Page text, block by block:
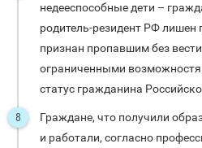
недееспособные дети –
родитель-резидент РФ лишен
признан пропавшим без
ограниченными
статус гражданина
Граждане, что получили
и работали, согласно